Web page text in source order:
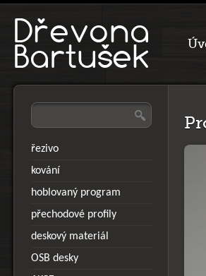
řezivo
kování
hoblovaný program
přechodové profily
deskový materiál
OSB desky